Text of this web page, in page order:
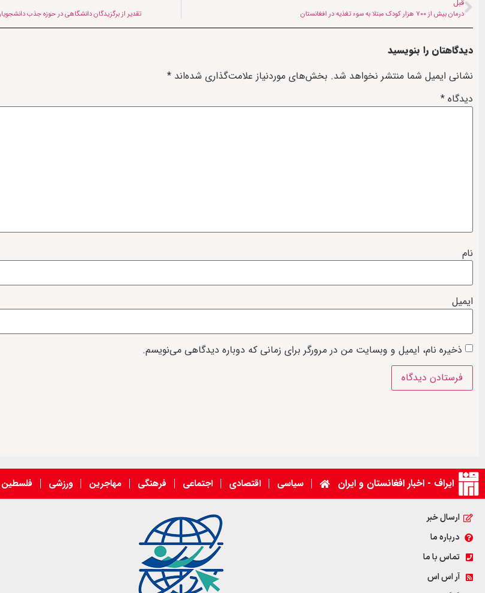
قبل
درمان بیش از ۷۰۰ هزار کودک مبتلا به سوء تغذیه در افغانستان تقدیر از برگزیدگان دانشگاهی در حوزه جذب
دیدگاهتان را بنویسید
نشانی ایمیل شما منتشر نخواهد شد. بخش‌های موردنیاز علامت‌گذاری شده‌اند *
دیدگاه *
نام
ایمیل
ذخیره نام، ایمیل و وبسایت من در مرورگر برای زمانی که دوباره دیدگاهی می‌نویسم.
ایراف - اخبار افغانستان و ایران سیاسی اقتصادی اجتماعی فرهنگی مهاجرین ورزشی فلسطین
ارسال خبر
درباره ما
تماس با ما
آر اس اس